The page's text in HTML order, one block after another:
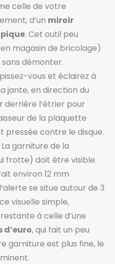
celle de votre
d’un miroir
. Cet outil peu
magasin de bricolage)
démonter.
vous et éclairez à
jante, en direction du
derrière l’étrier pour
de la plaquette
pressée contre le disque.
La garniture de la
frotte) doit être visible.
environ 12 mm
se situe autour de 3
visuelle simple,
à celle d’une
d’euro, qui fait un peu
garniture est plus fine, le